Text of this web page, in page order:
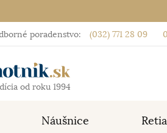
poradenstvo: (032) 771 28 09
od roku 1994
Náušnice